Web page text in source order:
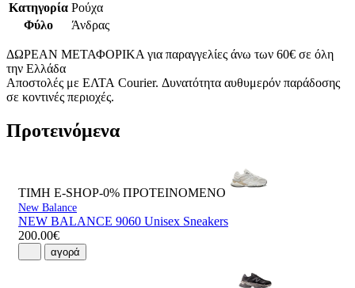
Κατηγορία Ρούχα
Φύλο
Άνδρας
ΔΩΡΕΑΝ ΜΕΤΑΦΟΡΙΚΑ για παραγγελίες άνω των 60€ σε όλη
την Ελλάδα
Αποστολές με ΕΛΤΑ Courier. Δυνατότητα αυθυμερόν παράδοσης
σε κοντινές περιοχές.
Προτεινόμενα
ΤΙΜΗ E-SHOP-0% ΠΡΟΤΕΙΝΟΜΕΝΟ
New Balance
NEW BALANCE 9060 Unisex Sneakers
200.00€
αγορά